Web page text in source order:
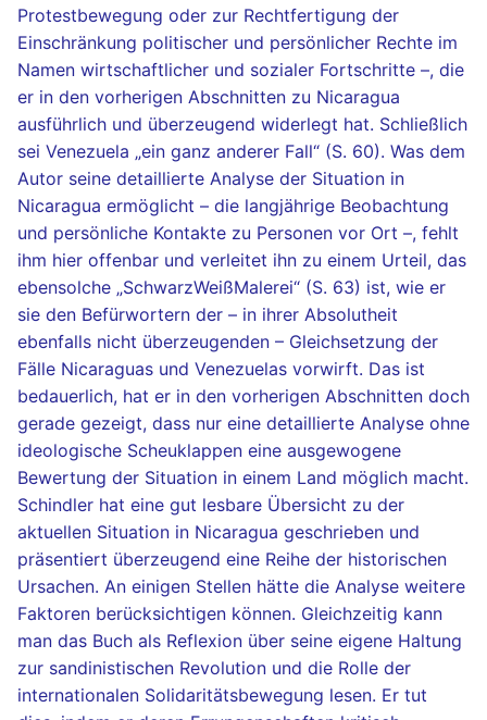
Protestbewegung oder zur Rechtfertigung der
Einschränkung politischer und persönlicher Rechte im
Namen wirtschaftlicher und sozialer Fortschritte –, die
er in den vorherigen Abschnitten zu Nicaragua
ausführlich und überzeugend widerlegt hat. Schließlich
sei Venezuela „ein ganz anderer Fall“ (S. 60). Was dem
Autor seine detaillierte Analyse der Situation in
Nicaragua ermöglicht – die langjährige Beobachtung
und persönliche Kontakte zu Personen vor Ort –, fehlt
ihm hier offenbar und verleitet ihn zu einem Urteil, das
ebensolche „SchwarzWeißMalerei“ (S. 63) ist, wie er
sie den Befürwortern der – in ihrer Absolutheit
ebenfalls nicht überzeugenden – Gleichsetzung der
Fälle Nicaraguas und Venezuelas vorwirft. Das ist
bedauerlich, hat er in den vorherigen Abschnitten doch
gerade gezeigt, dass nur eine detaillierte Analyse ohne
ideologische Scheuklappen eine ausgewogene
Bewertung der Situation in einem Land möglich macht.
Schindler hat eine gut lesbare Übersicht zu der
aktuellen Situation in Nicaragua geschrieben und
präsentiert überzeugend eine Reihe der historischen
Ursachen. An einigen Stellen hätte die Analyse weitere
Faktoren berücksichtigen können. Gleichzeitig kann
man das Buch als Reflexion über seine eigene Haltung
zur sandinistischen Revolution und die Rolle der
internationalen Solidaritätsbewegung lesen. Er tut